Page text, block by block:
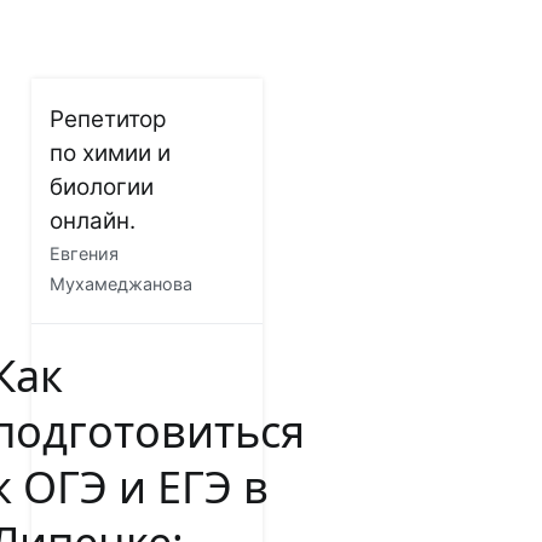
содержимому
Репетитор
по химии и
биологии
онлайн.
Евгения
Мухамеджанова
ОГЭ и ЕГЭ в